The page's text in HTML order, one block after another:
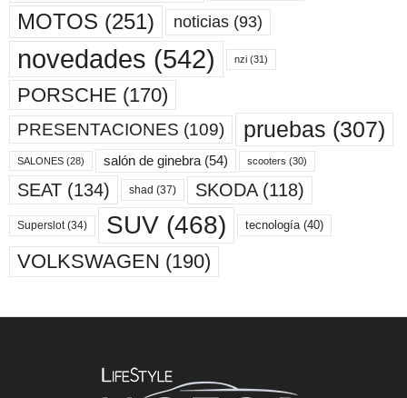
MOTOS (251) noticias (93)
novedades (542) nzi (31)
PORSCHE (170)
PRESENTACIONES (109) pruebas (307)
SALONES (28) salón de ginebra(54) scooters (30)
SEAT (134) shad (37) SKODA(118)
Superslot(34) SUV (468) tecnología(40)
VOLKSWAGEN (190)